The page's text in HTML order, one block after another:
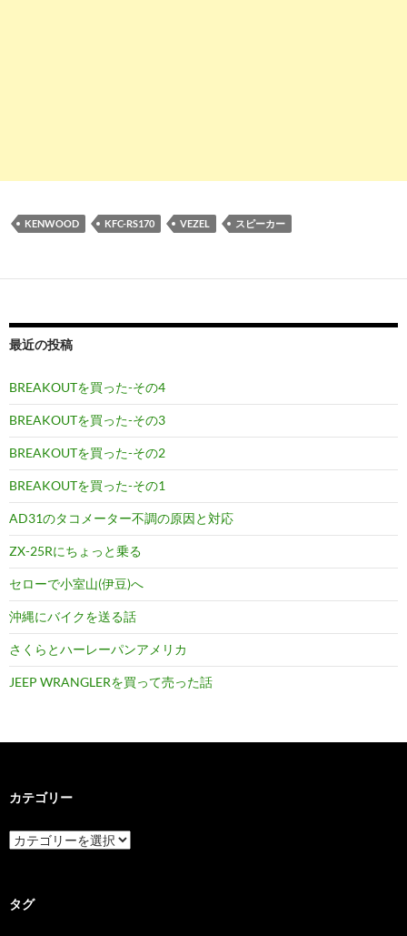
KENWOOD KFC-RS170 VEZEL スピーカー
最近の投稿
BREAKOUTを買った-その4
BREAKOUTを買った-その3
BREAKOUTを買った-その2
BREAKOUTを買った-その1
AD31のタコメーター不調の原因と対応
ZX-25Rにちょっと乗る
セローで小室山(伊豆)へ
沖縄にバイクを送る話
さくらとハーレーパンアメリカ
JEEP WRANGLERを買って売った話
カテゴリー
カ
テ
ー
タグ